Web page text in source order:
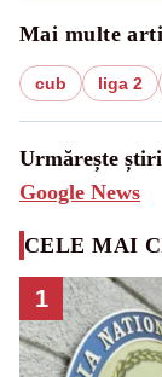
Mai multe
cub liga 2
Urmărește
Google News
CELE MAI
1